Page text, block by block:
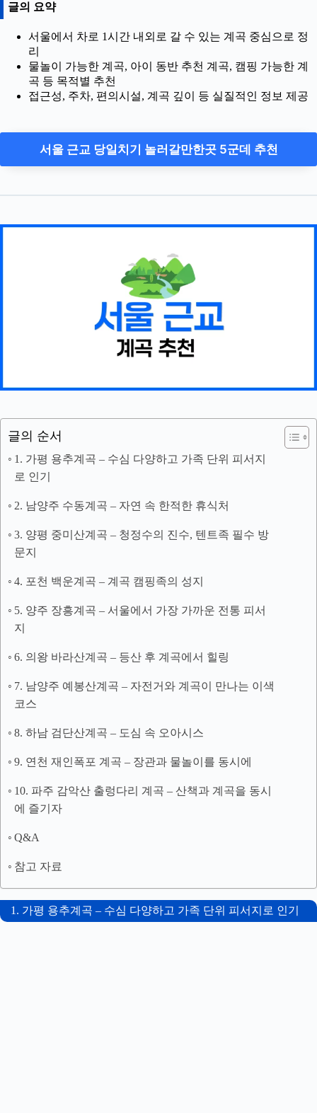
글의 요약
서울에서 차로 1시간 내외로 갈 수 있는 계곡 중심으로 정
리
물놀이 가능한 계곡, 아이 동반 추천 계곡, 캠핑 가능한 계
곡 등 목적별 추천
접근성, 주차, 편의시설, 계곡 깊이 등 실질적인 정보 제공
서울 근교 당일치기 놀러갈만한곳 5군데 추천
글의 순서
1. 가평 용추계곡 – 수심 다양하고 가족 단위 피서지
로 인기
2. 남양주 수동계곡 – 자연 속 한적한 휴식처
3. 양평 중미산계곡 – 청정수의 진수, 텐트족 필수 방
문지
4. 포천 백운계곡 – 계곡 캠핑족의 성지
5. 양주 장흥계곡 – 서울에서 가장 가까운 전통 피서
지
6. 의왕 바라산계곡 – 등산 후 계곡에서 힐링
7. 남양주 예봉산계곡 – 자전거와 계곡이 만나는 이색
코스
8. 하남 검단산계곡 – 도심 속 오아시스
9. 연천 재인폭포 계곡 – 장관과 물놀이를 동시에
10. 파주 감악산 출렁다리 계곡 – 산책과 계곡을 동시
에 즐기자
Q&A
참고 자료
1. 가평 용추계곡 – 수심 다양하고 가족 단위 피서지로 인기